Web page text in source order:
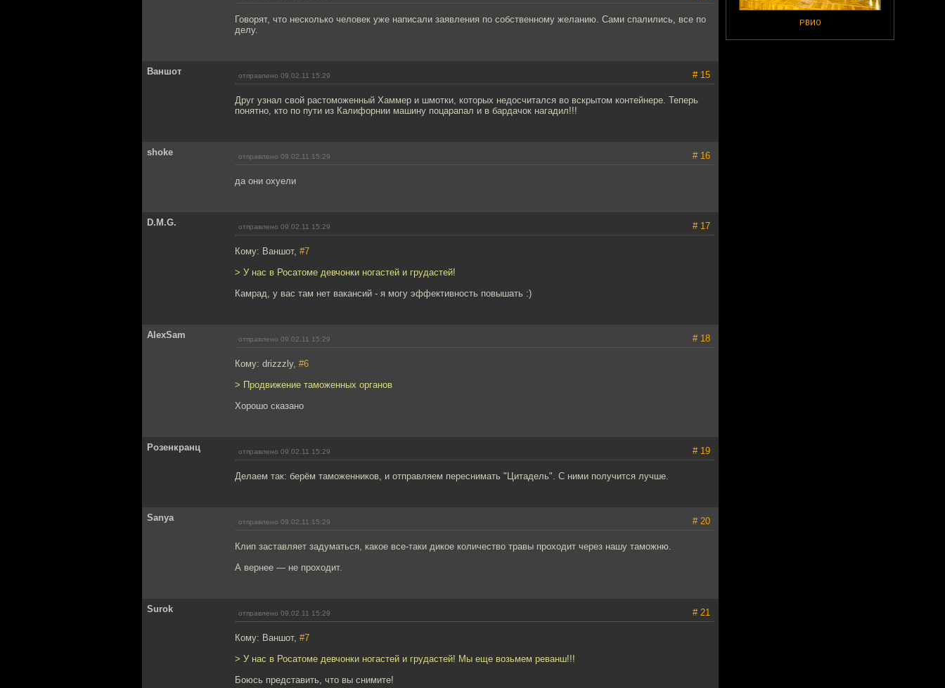
РВИО
Говорят, что несколько человек уже написали заявления по собственному желанию. Сами спалились, все по
делу.
Ваншот отправлено 09.02.11 15:29 # 15
Друг узнал свой растоможенный Хаммер и шмотки, которых недосчитался во вскрытом контейнере. Теперь
понятно, кто по пути из Калифорнии машину поцарапал и в бардачок нагадил!!!
shoke отправлено 09.02.11 15:29 # 16
да они охуели
D.M.G. отправлено 09.02.11 15:29 # 17
Кому: Ваншот, #7
> У нас в Росатоме девчонки ногастей и грудастей!
Камрад, у вас там нет вакансий - я могу эффективность повышать :)
AlexSam отправлено 09.02.11 15:29 # 18
Кому: drizzzly, #6
> Продвижение таможенных органов
Хорошо сказано
Розенкранц отправлено 09.02.11 15:29 # 19
Делаем так: берём таможенников, и отправляем переснимать "Цитадель". С ними получится лучше.
Sanya отправлено 09.02.11 15:29 # 20
Клип заставляет задуматься, какое все-таки дикое количество травы проходит через нашу таможню.
А вернее — не проходит.
Surok отправлено 09.02.11 15:29 # 21
Кому: Ваншот, #7
> У нас в Росатоме девчонки ногастей и грудастей! Мы еще возьмем реванш!!!
Боюсь представить, что вы снимите!